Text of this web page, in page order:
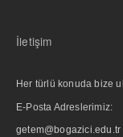
İletişim
Her türlü konuda bize
E-Posta Adreslerimiz:
getem@bogazici.edu.tr